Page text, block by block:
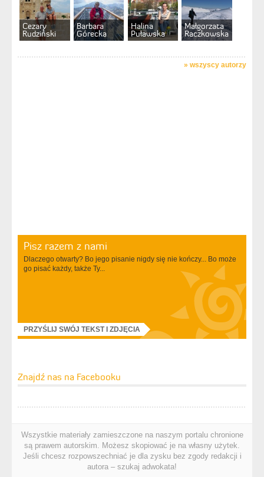
Cezary
Rudziński
Barbara
Górecka
Halina
Puławska
Małgorzata
Raczkowska
» wszyscy autorzy
Pisz razem z nami
Dlaczego otwarty? Bo jego pisanie nigdy się nie kończy... Bo może
go pisać każdy, także Ty...
PRZYŚLIJ SWÓJ TEKST I ZDJĘCIA
Znajdź nas na Facebooku
Wszystkie materiały zamieszczone na naszym portalu chronione
są prawem autorskim. Możesz skopiować je na własny użytek.
Jeśli chcesz rozpowszechniać je dla zysku bez zgody redakcji i
autora – szukaj adwokata!